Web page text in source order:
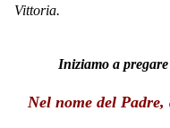
Vittoria.
Iniziamo a
Nel nome del